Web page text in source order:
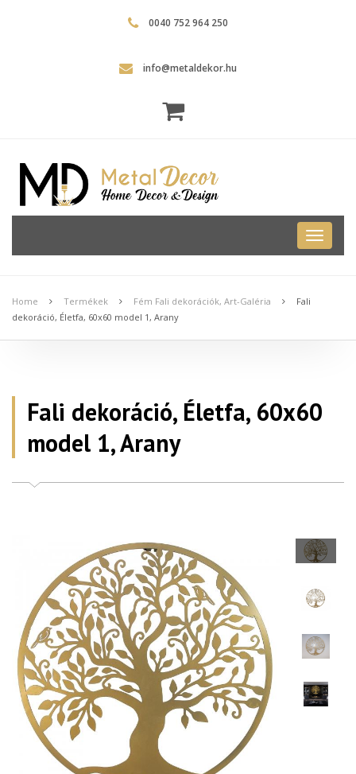
0040 752 964 250
info@metaldekor.hu
Metal
Dekor
Home Termékek Fém Fali dekorációk, Art-Galéria
Fali
dekoráció, Életfa, 60x60 model 1, Arany
Fali dekoráció, Életfa, 60x60
model 1, Arany